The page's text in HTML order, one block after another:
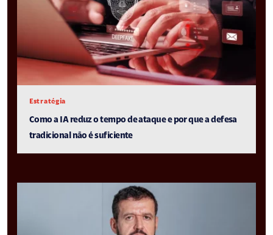
Estratégia
Como a IA reduz o tempo de ataque e por que a defesa
tradicional não é suficiente